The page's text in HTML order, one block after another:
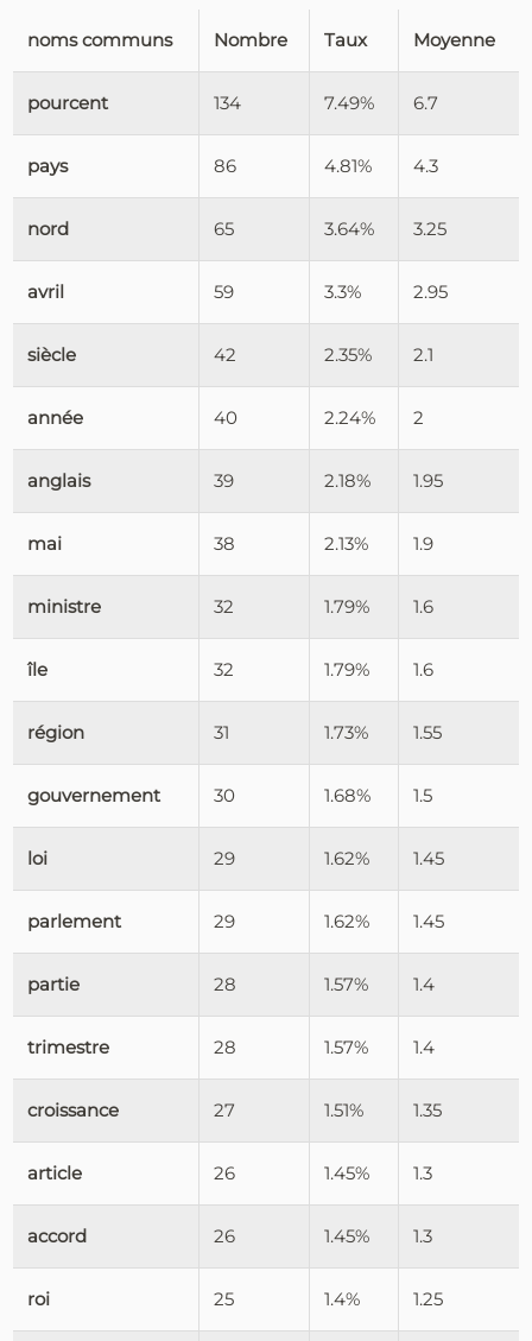
noms communs Nombre Taux Moyenne
pourcent 134 7.49% 6.7
pays 86 4.81% 4.3
nord 65 3.64% 3.25
avril 59 3.3% 2.95
siècle 42 2.35% 2.1
année 40 2.24% 2
anglais 39 2.18% 1.95
mai 38 2.13% 1.9
ministre 32 1.79% 1.6
île 32 1.79% 1.6
région 31 1.73% 1.55
gouvernement 30 1.68% 1.5
loi 29 1.62% 1.45
parlement 29 1.62% 1.45
partie 28 1.57% 1.4
trimestre 28 1.57% 1.4
croissance 27 1.51% 1.35
article 26 1.45% 1.3
accord 26 1.45% 1.3
roi 25 1.4% 1.25